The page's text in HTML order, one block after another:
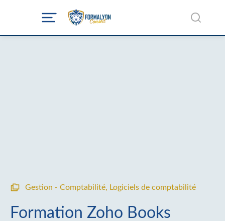
Gestion - Comptabilité, Logiciels de comptabilité
Formation Zoho Books